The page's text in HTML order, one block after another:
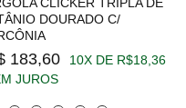
CLICKER TRIPLA DE
DOURADO C/
183,60
10X DE R$18,36
JUROS